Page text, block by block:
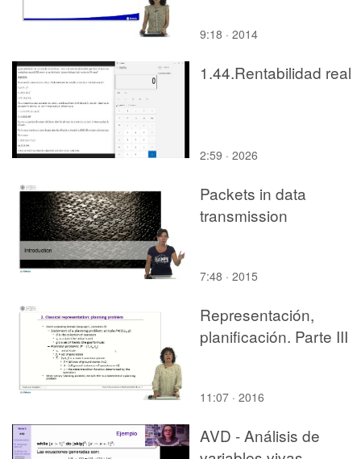
9:18 · 2014
1.44.Rentabilidad real
2:59 · 2026
Packets in data
transmission
7:48 · 2015
Representación,
planificación. Parte III
11:07 · 2016
AVD - Análisis de